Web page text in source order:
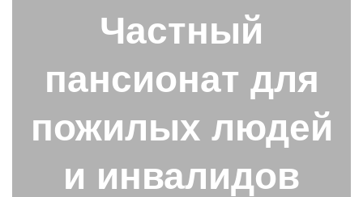
Частный
пансионат для
пожилых людей
и инвалидов